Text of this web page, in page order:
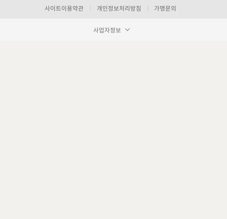
사이트이용약관 개인정보처리방침 가맹문의
사업자정보